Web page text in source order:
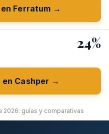
Ferratum →
24%
Cashper →
2026: guías y comparativas